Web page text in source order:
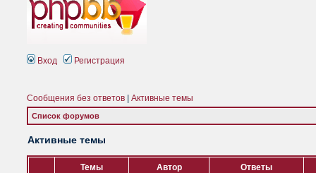
Вход Регистрация
Сообщения без ответов Активные темы
Список форумов
Активные темы
Темы Автор Ответы